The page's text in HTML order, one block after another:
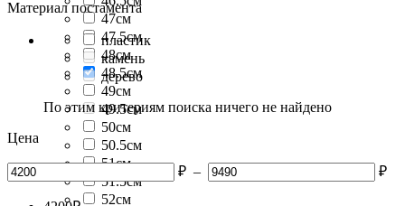
47см
47.5см
48см
48.5см
49см
49.5см
50см
50.5см
51см
51.5см
52см
Материал постамента
пластик
камень
дерево
По этим критериям поиска ничего не найдено
Цена
₽ – ₽